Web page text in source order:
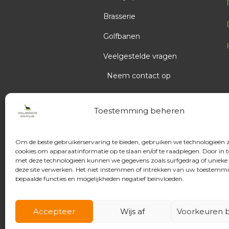
Toestemming beheren
Om de beste gebruikerservaring te bieden, gebruiken we technologieën
cookies om apparaatinformatie op te slaan en/of te raadplegen. Door in
met deze technologieën kunnen we gegevens zoals surfgedrag of unieke
deze site verwerken. Het niet instemmen of intrekken van uw
bepaalde functies en mogelijkheden negatief beïnvloeden.
Accepteer Wijs af Voorkeuren
17:08
17:16
17:32
Brasserie
Golfbanen
Veelgestelde vragen
Neem contact op